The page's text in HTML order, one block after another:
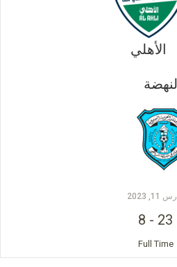
الأهلي
2023
23
-
8
Full Time